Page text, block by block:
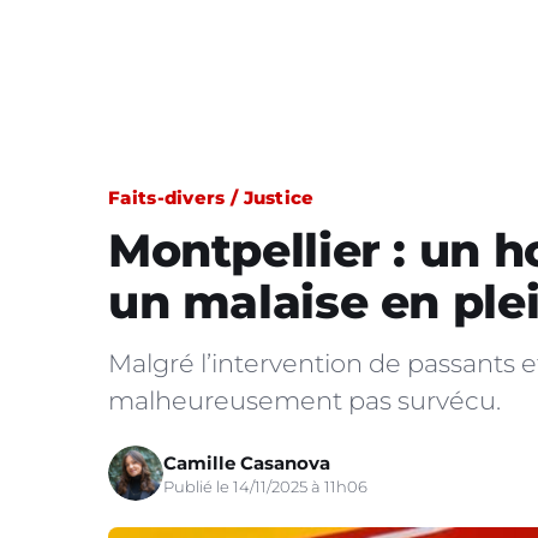
Faits-divers / Justice
Montpellier : un
un malaise en
Malgré l’intervention de passants
malheureusement pas survécu.
Camille Casanova
Publié le 14/11/2025 à 11h06